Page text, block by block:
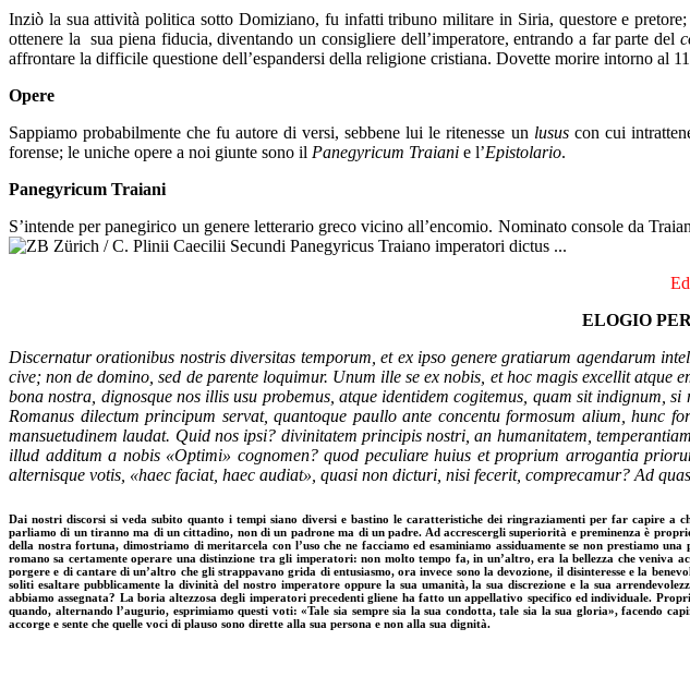
Inziò la sua attività politica sotto Domiziano, fu infatti tribuno militare in Siria, questore e
ottenere la sua piena fiducia, diventando un consigliere dell’imperatore, entrando a far parte del
affrontare la difficile questione dell’espandersi della religione cristiana. Dovette morire intorno al
Opere
Sappiamo probabilmente che fu autore di versi, sebbene lui le ritenesse un lususcon cui
forense; le uniche opere a noi giunte sono il Panegyricum Traiani e l’Epistolario.
Panegyricum Traiani
S’intende per panegirico un genere letterario greco vicino all’encomio. Nominato console da
ELOGIO
Discernatur orationibus nostris diversitas temporum, et ex ipso genere gratiarum agendarum
cive; non de domino, sed de parente loquimur. Unum ille se ex nobis, et hoc magis excellit
bona nostra, dignosque nos illis usu probemus, atque identidem cogitemus, quam sit indignum,
Romanus dilectum principum servat, quantoque paullo ante concentu formosum alium, hunc
mansuetudinem laudat. Quid nos ipsi? divinitatem principis nostri, an humanitatem,
illud additum a nobis «Optimi» cognomen? quod peculiare huius et proprium arrogantia
alternisque votis, «haec faciat, haec audiat», quasi non dicturi, nisi fecerit, comprecamur? Ad
Dai nostri discorsi si veda subito quanto i tempi siano diversi e bastino le caratteristiche dei ringraziamenti per far capire
parliamo di un tiranno ma di un cittadino, non di un padrone ma di un padre. Ad accrescergli superiorità e preminenza è
della nostra fortuna, dimostriamo di meritarcela con l’uso che ne facciamo ed esaminiamo assiduamente se non prestiamo
romano sa certamente operare una distinzione tra gli imperatori: non molto tempo fa, in un’altro, era la bellezza che
porgere e di cantare di un’altro che gli strappavano grida di entusiasmo, ora invece sono la devozione, il disinteresse e la
soliti esaltare pubblicamente la divinità del nostro imperatore oppure la sua umanità, la sua discrezione e la sua
abbiamo assegnata? La boria altezzosa degli imperatori precedenti gliene ha fatto un appellativo specifico ed individuale.
quando, alternando l’augurio, esprimiamo questi voti: «Tale sia sempre sia la sua condotta, tale sia la sua gloria», facendo
accorge e sente che quelle voci di plauso sono dirette alla sua persona e non alla sua dignità.